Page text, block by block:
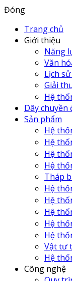
Đóng
Trang chủ
Giới thiệu
Năng
Văn
Lịch
Giải
Hệ
Dây chuyền
Sản phẩm
Hệ
Hệ
Hệ
Hệ
Tháp
Hệ
Hệ
Hệ
Hệ
Hệ
Vật tư
Hệ
Công nghệ